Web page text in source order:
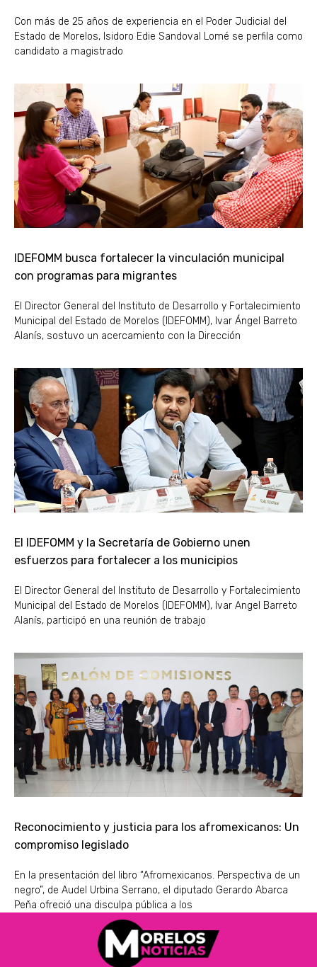
Con más de 25 años de experiencia en el Poder Judicial del
Estado de Morelos, Isidoro Edie Sandoval Lomé se perfila como
candidato a magistrado
IDEFOMM busca fortalecer la vinculación municipal
con programas para migrantes
El Director General del Instituto de Desarrollo y Fortalecimiento
Municipal del Estado de Morelos (IDEFOMM), Ivar Ángel Barreto
Alanís, sostuvo un acercamiento con la Dirección
El IDEFOMM y la Secretaría de Gobierno unen
esfuerzos para fortalecer a los municipios
El Director General del Instituto de Desarrollo y Fortalecimiento
Municipal del Estado de Morelos (IDEFOMM), Ivar Angel Barreto
Alanís, participó en una reunión de trabajo
Reconocimiento y justicia para los afromexicanos: Un
compromiso legislado
En la presentación del libro “Afromexicanos. Perspectiva de un
negro”, de Audel Urbina Serrano, el diputado Gerardo Abarca
Peña ofreció una disculpa pública a los